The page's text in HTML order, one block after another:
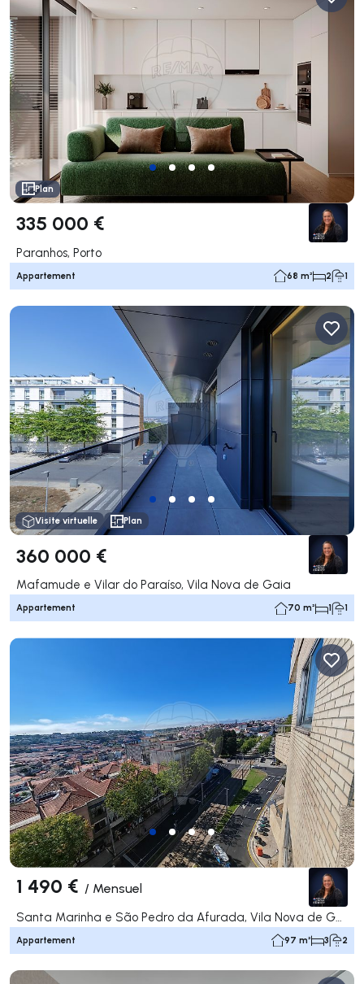
Plan
335 000 €
Paranhos, Porto
Appartement 68 m² 2 1
Visite virtuelle Plan
360 000 €
Mafamude e Vilar do Paraíso, Vila Nova de Gaia
Appartement 70 m² 1 1
1 490 € / Mensuel
Santa Marinha e São Pedro da Afurada, Vila Nova de Gaia
Appartement 97 m² 3 2